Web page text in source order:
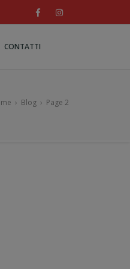
CONTATTI
› Blog › Page 2